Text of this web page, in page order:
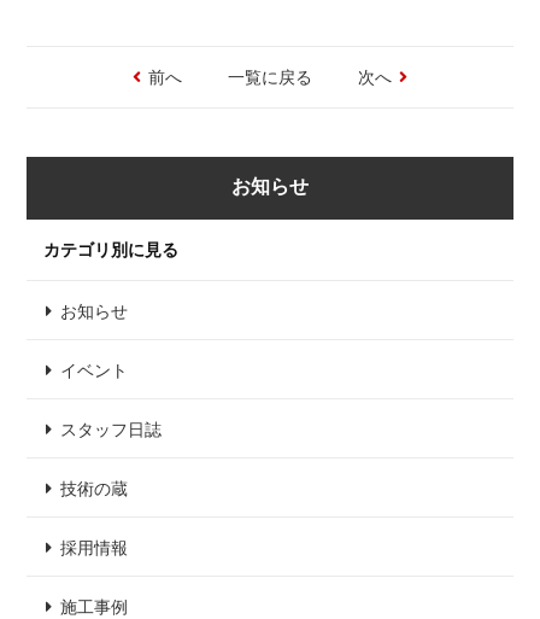
前へ 一覧に戻る 次へ
お知らせ
カテゴリ別に見る
お知らせ
イベント
スタッフ日誌
技術の蔵
採用情報
施工事例